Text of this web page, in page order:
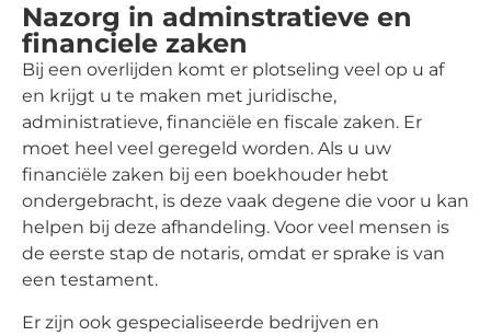
Nazorg in adminstratieve en
financiele zaken
Bij een overlijden komt er plotseling veel op u af
en krijgt u te maken met juridische,
administratieve, financiële en fiscale zaken. Er
moet heel veel geregeld worden. Als u uw
financiële zaken bij een boekhouder hebt
ondergebracht, is deze vaak degene die voor u kan
helpen bij deze afhandeling. Voor veel mensen is
de eerste stap de notaris, omdat er sprake is van
een testament.
Er zijn ook gespecialiseerde bedrijven en